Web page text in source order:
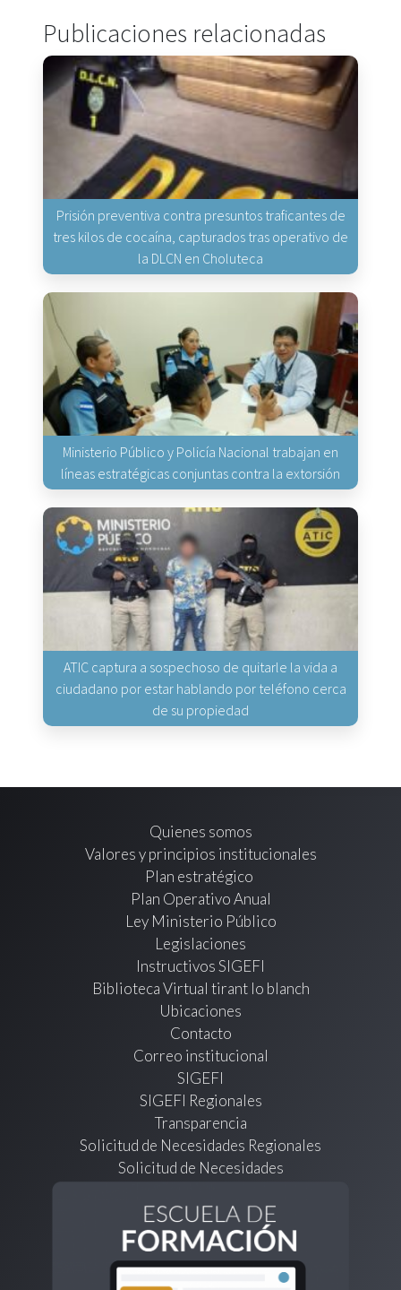
Publicaciones relacionadas
Prisión preventiva contra presuntos traficantes de
tres kilos de cocaína, capturados tras operativo de
la DLCN en Choluteca
Ministerio Público y Policía Nacional trabajan en
líneas estratégicas conjuntas contra la extorsión
ATIC captura a sospechoso de quitarle la vida a
ciudadano por estar hablando por teléfono cerca
de su propiedad
Quienes somos
Valores y principios institucionales
Plan estratégico
Plan Operativo Anual
Ley Ministerio Público
Legislaciones
Instructivos SIGEFI
Biblioteca Virtual tirant lo blanch
Ubicaciones
Contacto
Correo institucional
SIGEFI
SIGEFI Regionales
Transparencia
Solicitud de Necesidades Regionales
Solicitud de Necesidades